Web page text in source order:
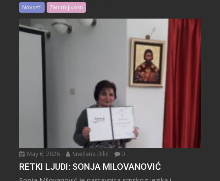
Novosti Zanimljivosti
May 6, 2026 Snežana Bilić 0
RETKI LJUDI: SONJA MILOVANOVIĆ